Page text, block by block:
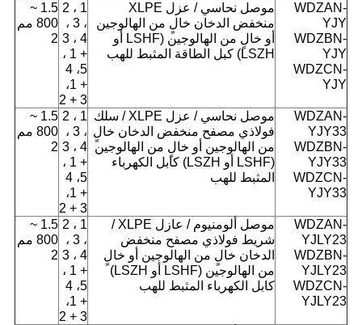
WDZAN-
YJY
WDZBN-
YJY
WDZCN-
YJY
موصل نحاسي / عزل XLPE
منخفض الدخان خالٍ من الهالوجين
أو خالٍ من الهالوجين (LSHF أو
LSZH) كبل الطاقة المثبط للهب
1 ، 2
، 3 ،
4 ، 3
+ 1 ،
5، 4
+ 1،
3 + 2
1.5 ~
800 مم
2
WDZAN-
YJY33
WDZBN-
YJY33
WDZCN-
YJY33
موصل نحاسي / عزل XLPE / سلك
فولاذي مصفح منخفض الدخان خالٍ
من الهالوجين أو خالٍ من الهالوجين
(LSHF أو LSZH) كابل الكهرباء
المثبط للهب
1 ، 2
، 3 ،
4 ، 3
+ 1 ،
5، 4
+ 1،
3 + 2
1.5 ~
800 مم
2
WDZAN-
YJLY23
WDZBN-
YJLY23
WDZCN-
YJLY23
موصل ألومنيوم / عازل XLPE /
شريط فولاذي مصفح منخفض
الدخان خالٍ من الهالوجين أو خالٍ
من الهالوجين (LSHF أو LSZH)
كابل الكهرباء المثبط للهب
1 ، 2
، 3 ،
4 ، 3
+ 1 ،
5، 4
+ 1،
3 + 2
1.5 ~
800 مم
2